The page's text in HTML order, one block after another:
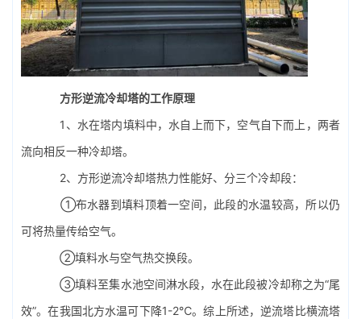
方形逆流冷却塔的工作原理
1、水在塔内填料中，水自上而下，空气自下而上，两者
流向相反一种冷却塔。
2、方形逆流冷却塔热力性能好、分三个冷却段：
①布水器到填料顶着一空间，此段的水温较高，所以仍
可将热量传给空气。
②填料水与空气热交换段。
③填料至集水池空间淋水段，水在此段被冷却称之为“尾
效”。在我国北方水温可下降1-2℃。综上所述，逆流塔比横流塔